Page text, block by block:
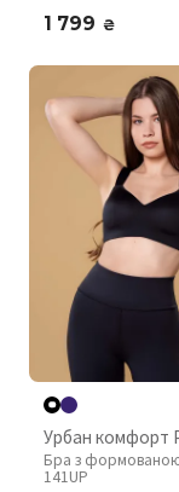
1 799 ₴
Урбан комфорт
Бра з
141UP